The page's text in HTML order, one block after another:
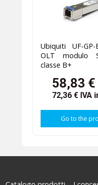
Ubiquiti UF-
OLT modulo
classe B+
58,83 €
72,36 € IVA
Go to the